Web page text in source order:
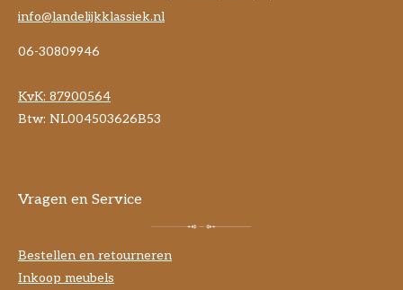
info@landelijkklassiek.nl
06-30809946
KvK: 87900564
Btw: NL004503626B53
Vragen en Service
Bestellen en retourneren
Inkoop meubels